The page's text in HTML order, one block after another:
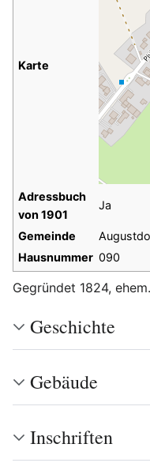
Karte
Adressbuch
von 1901
Ja
Gemeinde
Hausnummer 090
Gegründet 1824,
Geschichte
Gebäude
Inschriften